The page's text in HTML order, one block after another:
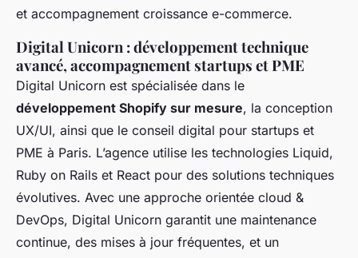
et accompagnement croissance e-commerce.
Digital Unicorn : développement technique
avancé, accompagnement startups et PME
Digital Unicorn est spécialisée dans le
développement Shopify sur mesure, la conception
UX/UI, ainsi que le conseil digital pour startups et
PME à Paris. L’agence utilise les technologies Liquid,
Ruby on Rails et React pour des solutions techniques
évolutives. Avec une approche orientée cloud &
DevOps, Digital Unicorn garantit une maintenance
continue, des mises à jour fréquentes, et un